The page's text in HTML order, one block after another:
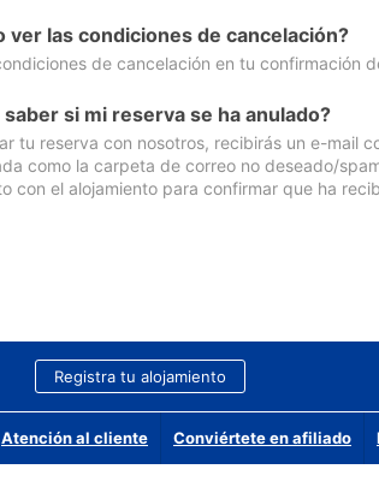
ver las condiciones de cancelación?
de cancelación en tu confirmación
si mi reserva se ha anulado?
tu reserva con nosotros, recibirás un e-mail
como la carpeta de correo no deseado/
con el alojamiento para confirmar que ha
Registra tu alojamiento
Atención al cliente Conviértete en afiliado